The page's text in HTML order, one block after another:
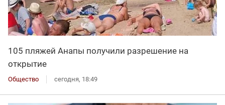
105 пляжей Анапы получили разрешение на
открытие
Общество сегодня, 18:49